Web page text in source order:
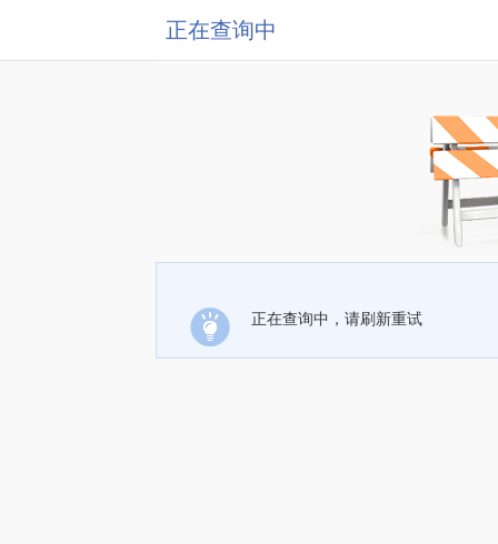
正在查询中
正在查询中，请刷新重试